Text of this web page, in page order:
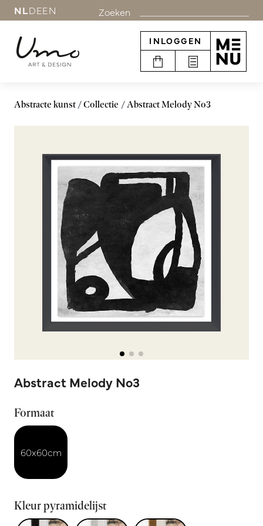
NLDEEN Zoeken
INLOGGEN
Abstracte kunst Collectie Abstract Melody No3
Abstract Melody No3
Formaat
60x60cm
Kleur pyramidelijst